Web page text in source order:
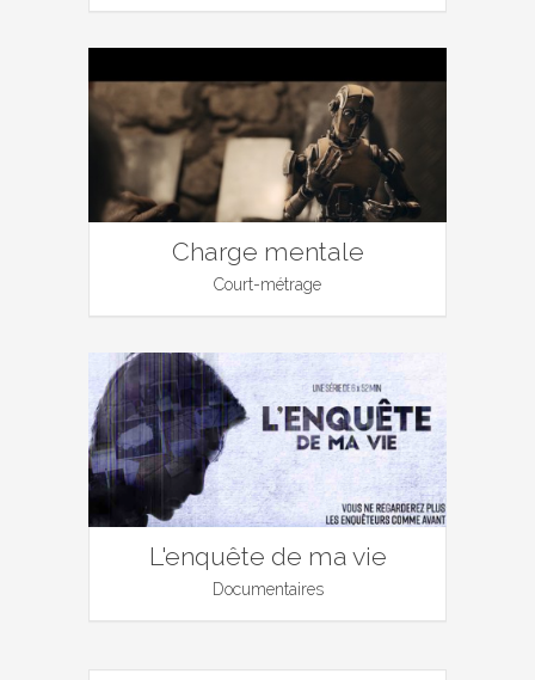
Charge mentale
Court-métrage
L'enquête de ma vie
Documentaires